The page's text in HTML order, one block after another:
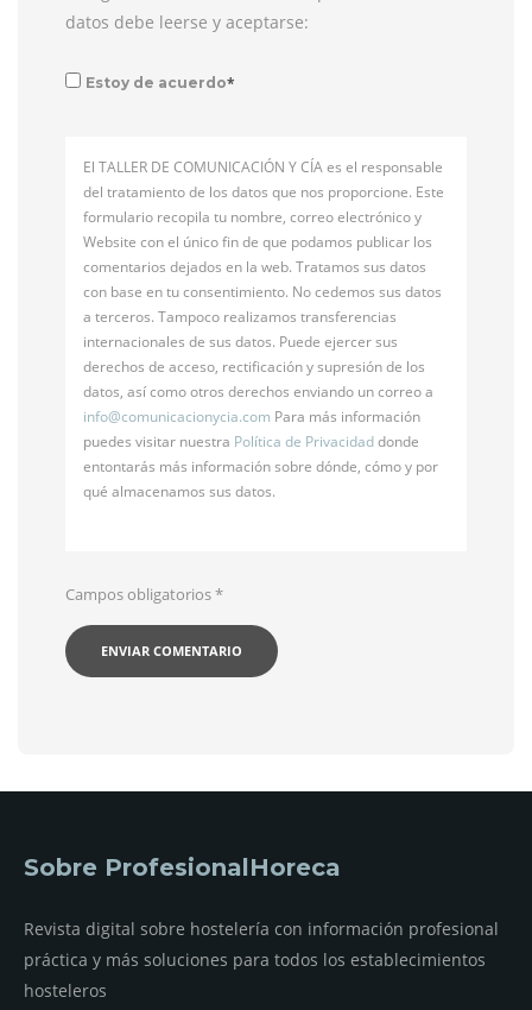
datos debe leerse y aceptarse:
Estoy de acuerdo*
El TALLER DE COMUNICACIÓN Y CÍA es el responsable
del tratamiento de los datos que nos proporcione. Este
formulario recopila tu nombre, correo electrónico y
Website con el único fin de que podamos publicar los
comentarios dejados en la web. Tratamos sus datos
con base en tu consentimiento. No cedemos sus datos
a terceros. Tampoco realizamos transferencias
internacionales de sus datos. Puede ejercer sus
derechos de acceso, rectificación y supresión de los
datos, así como otros derechos enviando un correo a
info@comunicacionycia.com Para más información
puedes visitar nuestra Política de Privacidaddonde
entontarás más información sobre dónde, cómo y por
qué almacenamos sus datos.
Campos obligatorios*
Sobre ProfesionalHoreca
Revista digital sobre hostelería con información profesional
práctica y más soluciones para todos los establecimientos
hosteleros